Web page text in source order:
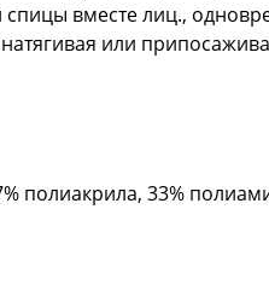
вместе лиц.,
или
полиакрила, 33%